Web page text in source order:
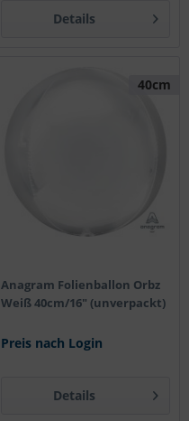
Details
40cm
Anagram Folienballon Orbz
Weiß 40cm/16" (unverpackt)
Preis nach Login
Details